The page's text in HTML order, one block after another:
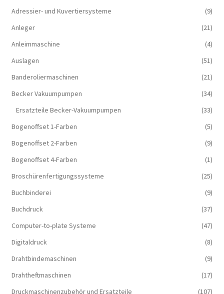
Adressier- und Kuvertiersysteme
(9)
Anleger
(21)
Anleimmaschine
(4)
Auslagen
(51)
Banderoliermaschinen
(21)
Becker Vakuumpumpen
(34)
Ersatzteile Becker-Vakuumpumpen
(33)
Bogenoffset 1-Farben
(5)
Bogenoffset 2-Farben
(9)
Bogenoffset 4-Farben
(1)
Broschürenfertigungssysteme
(25)
Buchbinderei
(9)
Buchdruck
(37)
Computer-to-plate Systeme
(47)
Digitaldruck
(8)
Drahtbindemaschinen
(9)
Drahtheftmaschinen
(17)
Druckmaschinenzubehör und Ersatzteile
(107)